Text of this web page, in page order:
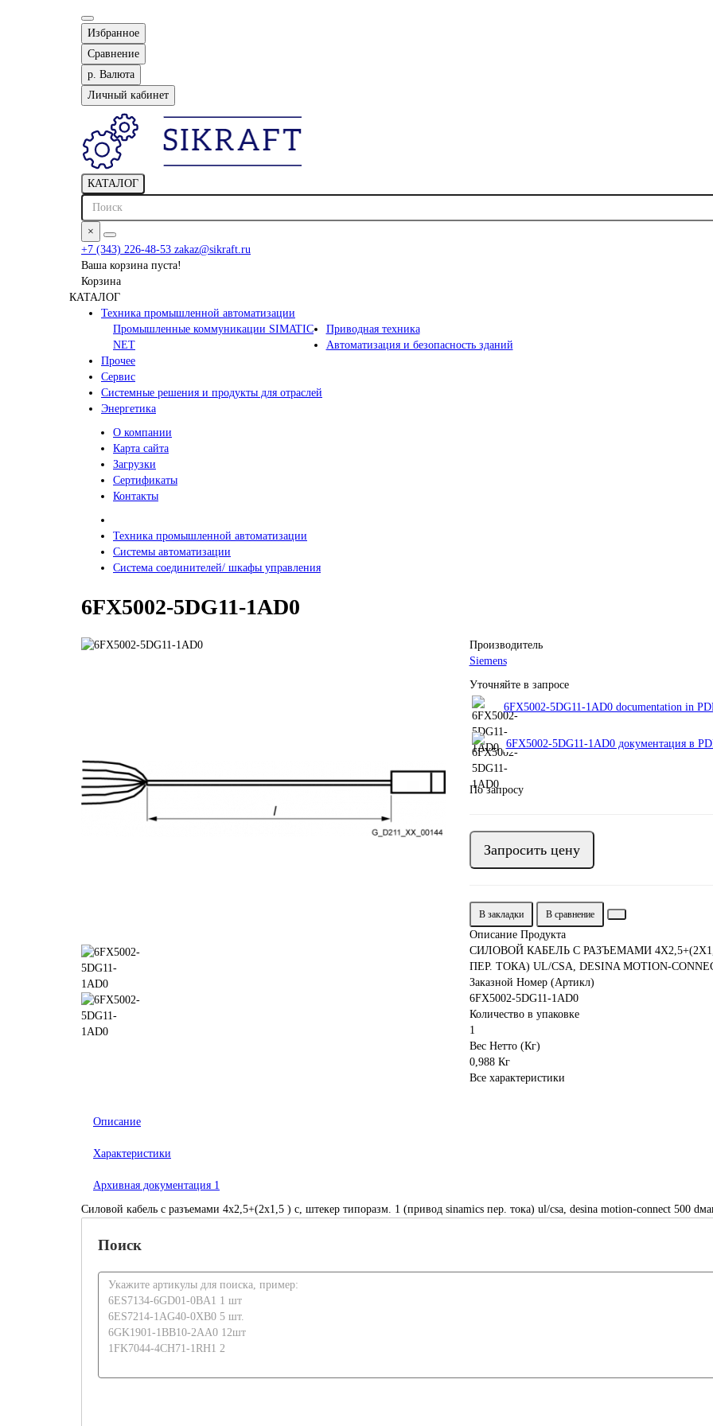
Избранное
Сравнение
р. Валюта
Личный кабинет
КАТАЛОГ
×
+7 (343) 226-48-53 zakaz@sikraft.ru
Ваша корзина пуста!
Корзина
КАТАЛОГ
Техника промышленной автоматизации
Промышленные коммуникации SIMATIC
NET
Приводная техника
Автоматизация и безопасность зданий
Прочее
Сервис
Системные решения и продукты для отраслей
Энергетика
О компании
Карта сайта
Загрузки
Сертификаты
Контакты
Техника промышленной автоматизации
Системы автоматизации
Система соединителей/ шкафы управления
6FX5002-5DG11-1AD0
Производитель
Siemens
Уточняйте в запросе
6FX5002-5DG11-1AD0 documentation in
6FX5002-5DG11-1AD0 документация в
По запросу
Запросить цену
В закладки В сравнение
Описание Продукта
СИЛОВОЙ КАБЕЛЬ С РАЗЪЕМАМИ
ПЕР. ТОКА) UL/CSA, DESINA MOTION-
Заказной Номер (Артикл)
6FX5002-5DG11-1AD0
Количество в упаковке
1
Вес Нетто (Кг)
0,988 Кг
Все характеристики
Описание
Характеристики
Архивная документация 1
Силовой кабель с разъемами 4x2,5+(2x1,5 ) c, штекер типоразм. 1 (привод sinamics пер. тока) ul/csa, desina motion-connect 500
Поиск